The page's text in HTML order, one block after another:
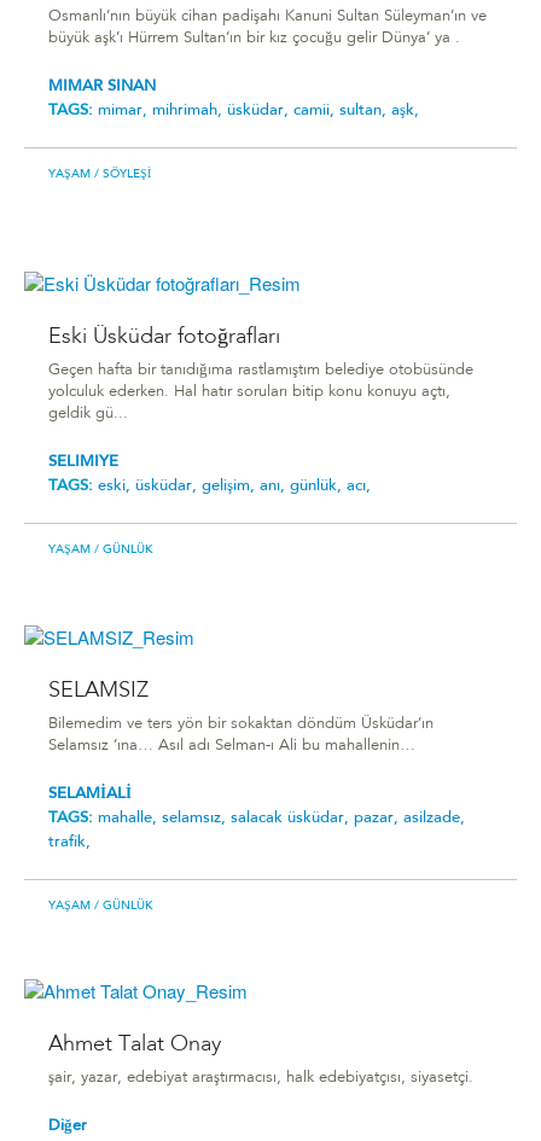
Osmanlı’nın büyük cihan padişahı Kanuni Sultan Süleyman’ın ve
büyük aşk’ı Hürrem Sultan’ın bir kız çocuğu gelir Dünya’ ya .
MIMAR SINAN
TAGS: mimar, mihrimah, üsküdar, camii, sultan, aşk,
YAŞAM / SÖYLEŞI
Eski Üsküdar fotoğrafları
Geçen hafta bir tanıdığıma rastlamıştım belediye otobüsünde
yolculuk ederken. Hal hatır soruları bitip konu konuyu açtı,
geldik gü...
SELIMIYE
TAGS: eski, üsküdar, gelişim, anı, günlük, acı,
YAŞAM / GÜNLÜK
SELAMSIZ
Bilemedim ve ters yön bir sokaktan döndüm Üsküdar’ın
Selamsız ’ına… Asıl adı Selman-ı Ali bu mahallenin…
SELAMİALİ
TAGS: mahalle, selamsız, salacak üsküdar, pazar, asilzade,
trafik,
YAŞAM / GÜNLÜK
Ahmet Talat Onay
şair, yazar, edebiyat araştırmacısı, halk edebiyatçısı, siyasetçi.
Diğer